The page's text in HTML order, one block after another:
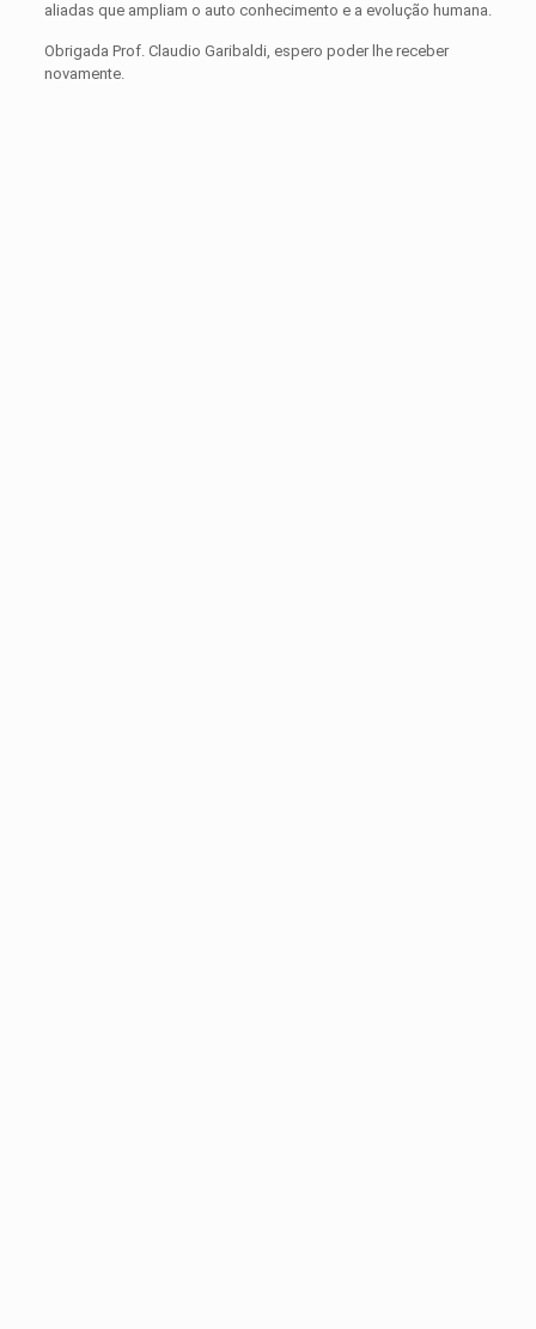
aliadas que ampliam o auto conhecimento e a evolução humana.
Obrigada Prof. Claudio Garibaldi, espero poder lhe receber
novamente.